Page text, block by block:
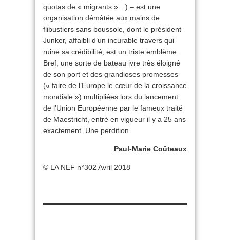
quotas de « migrants »…) – est une
organisation démâtée aux mains de
flibustiers sans boussole, dont le président
Junker, affaibli d’un incurable travers qui
ruine sa crédibilité, est un triste emblème.
Bref, une sorte de bateau ivre très éloigné
de son port et des grandioses promesses
(« faire de l’Europe le cœur de la croissance
mondiale ») multipliées lors du lancement
de l’Union Européenne par le fameux traité
de Maestricht, entré en vigueur il y a 25 ans
exactement. Une perdition.
Paul-Marie Coûteaux
© LA NEF n°302 Avril 2018